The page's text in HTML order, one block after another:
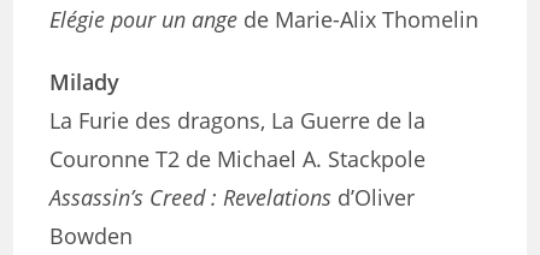
Elégie pour un ange de Marie-Alix Thomelin
Milady
La Furie des dragons, La Guerre de la
Couronne T2 de Michael A. Stackpole
Assassin’s Creed : Revelations d’Oliver
Bowden